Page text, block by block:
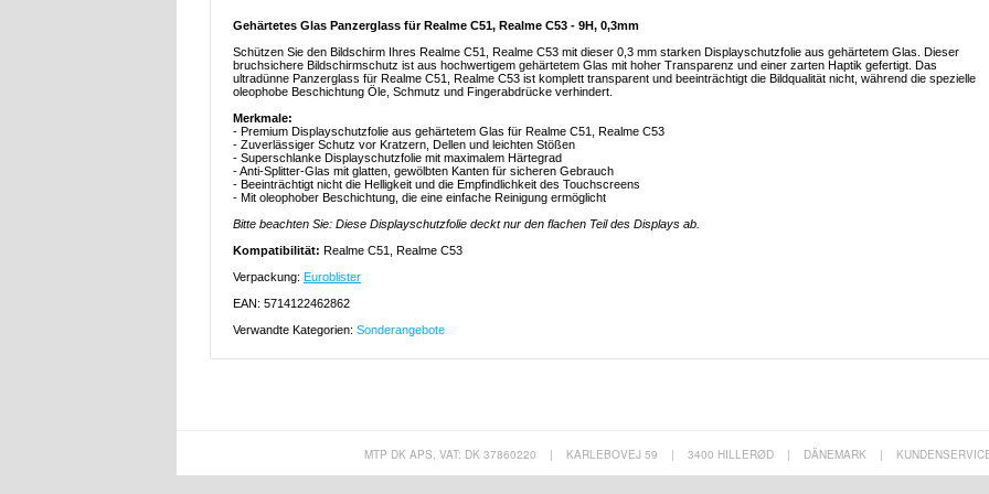
Gehärtetes Glas Panzerglass für Realme C51, Realme C53 - 9H, 0,3mm
Schützen Sie den Bildschirm Ihres Realme C51, Realme C53 mit dieser 0,3 mm starken Displayschutzfolie aus gehärtetem Glas. Dieser
bruchsichere Bildschirmschutz ist aus hochwertigem gehärtetem Glas mit hoher Transparenz und einer zarten Haptik gefertigt. Das
ultradünne Panzerglass für Realme C51, Realme C53 ist komplett transparent und beeinträchtigt die Bildqualität nicht, während die spezielle
oleophobe Beschichtung Öle, Schmutz und Fingerabdrücke verhindert.
Merkmale:
- Premium Displayschutzfolie aus gehärtetem Glas für Realme C51, Realme C53
- Zuverlässiger Schutz vor Kratzern, Dellen und leichten Stößen
- Superschlanke Displayschutzfolie mit maximalem Härtegrad
- Anti-Splitter-Glas mit glatten, gewölbten Kanten für sicheren Gebrauch
- Beeinträchtigt nicht die Helligkeit und die Empfindlichkeit des Touchscreens
- Mit oleophober Beschichtung, die eine einfache Reinigung ermöglicht
Bitte beachten Sie: Diese Displayschutzfolie deckt nur den flachen Teil des Displays ab.
Kompatibilität: Realme C51, Realme C53
Verpackung: Euroblister
EAN: 5714122462862
Verwandte Kategorien: Sonderangebote
MTP DK APS, VAT: DK 37860220 | KARLEBOVEJ 59 | 3400 HILLERØD | DÄNEMARK |